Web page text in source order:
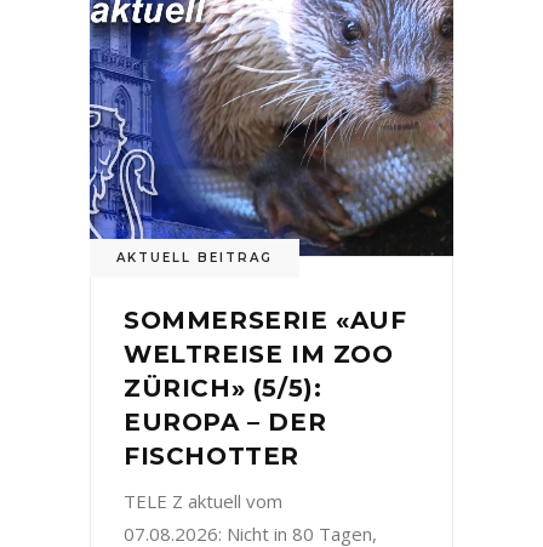
AKTUELL BEITRAG
SOMMERSERIE «AUF
WELTREISE IM ZOO
ZÜRICH» (5/5):
EUROPA – DER
FISCHOTTER
TELE Z aktuell vom
07.08.2026: Nicht in 80 Tagen,